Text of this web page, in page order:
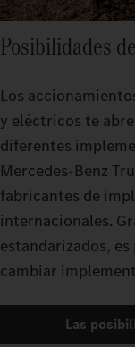
Posibilidades
Los
y eléctricos te
diferentes
Mercedes‑Benz
fabricantes de
internacionales.
estandarizados,
cambiar
Las